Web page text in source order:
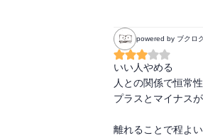
powered by ブクロ
いい人やめる
人との関係で恒常
プラスとマイナス
離れることで程よ